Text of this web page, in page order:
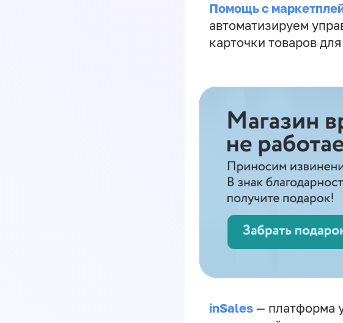
Помощь с
автоматизируем
карточки товаров
inSales — платформа